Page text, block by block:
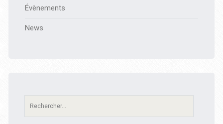
Évènements
News
Recherche: